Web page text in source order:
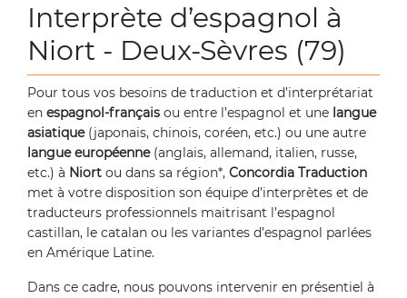
Interprète d’espagnol à
Niort - Deux-Sèvres (79)
Pour tous vos besoins de traduction et d’interprétariat
en espagnol-français ou entre l’espagnol et une langue
asiatique(japonais, chinois, coréen, etc.) ou une autre
langue européenne(anglais, allemand, italien, russe,
etc.) à Niort ou dans sa région*, Concordia Traduction
met à votre disposition son équipe d’interprètes et de
traducteurs professionnels maitrisant l’espagnol
castillan, le catalan ou les variantes d’espagnol parlées
en Amérique Latine.
Dans ce cadre, nous pouvons intervenir en présentiel à